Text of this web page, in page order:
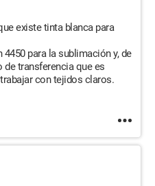
existe tinta blanca para
para la sublimación y, de
de transferencia que es
con tejidos claros.